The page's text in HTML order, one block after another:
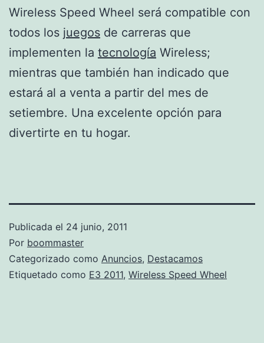
Wireless Speed Wheel será compatible con
todos los juegos de carreras que
implementen la tecnología Wireless;
mientras que también han indicado que
estará al a venta a partir del mes de
setiembre. Una excelente opción para
divertirte en tu hogar.
Publicada el 24 junio, 2011
Por boommaster
Categorizado como Anuncios, Destacamos
Etiquetado como E3 2011, Wireless Speed Wheel